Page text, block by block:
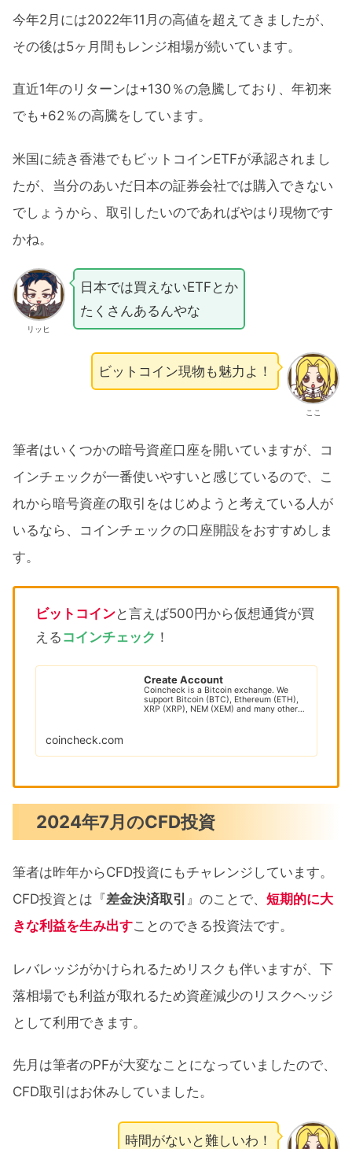
今年2月には2022年11月の高値を超えてきましたが、
その後は5ヶ月間もレンジ相場が続いています。
直近1年のリターンは+130％の急騰しており、年初来
でも+62％の高騰をしています。
米国に続き香港でもビットコインETFが承認されまし
たが、当分のあいだ日本の証券会社では購入できない
でしょうから、取引したいのであればやはり現物です
かね。
リッヒ
日本では買えないETFとか
たくさんあるんやな
ここ
ビットコイン現物も魅力よ！
筆者はいくつかの暗号資産口座を開いていますが、コ
インチェックが一番使いやすいと感じているので、こ
れから暗号資産の取引をはじめようと考えている人が
いるなら、コインチェックの口座開設をおすすめしま
す。
ビットコインと言えば500円から仮想通貨が買
える コインチェック ！
Create Account
Coincheck is a Bitcoin exchange. We
support Bitcoin (BTC), Ethereum (ETH),
XRP (XRP), NEM (XEM) and many other
coincheck.com
2024年7月のCFD投資
筆者は昨年からCFD投資にもチャレンジしています。
CFD投資とは『差金決済取引 』のことで、 短期的に大
きな利益を生み出すことのできる投資法です。
レバレッジがかけられるためリスクも伴いますが、下
落相場でも利益が取れるため資産減少のリスクヘッジ
として利用できます。
先月は筆者のPFが大変なことになっていましたので、
CFD取引はお休みしていました。
時間がないと難しいわ！